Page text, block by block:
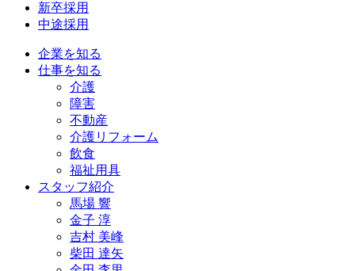
新卒採用
中途採用
企業を知る
仕事を知る
介護
障害
不動産
介護リフォーム
飲食
福祉用具
スタッフ紹介
馬場 響
金子 淳
吉村 美峰
柴田 達矢